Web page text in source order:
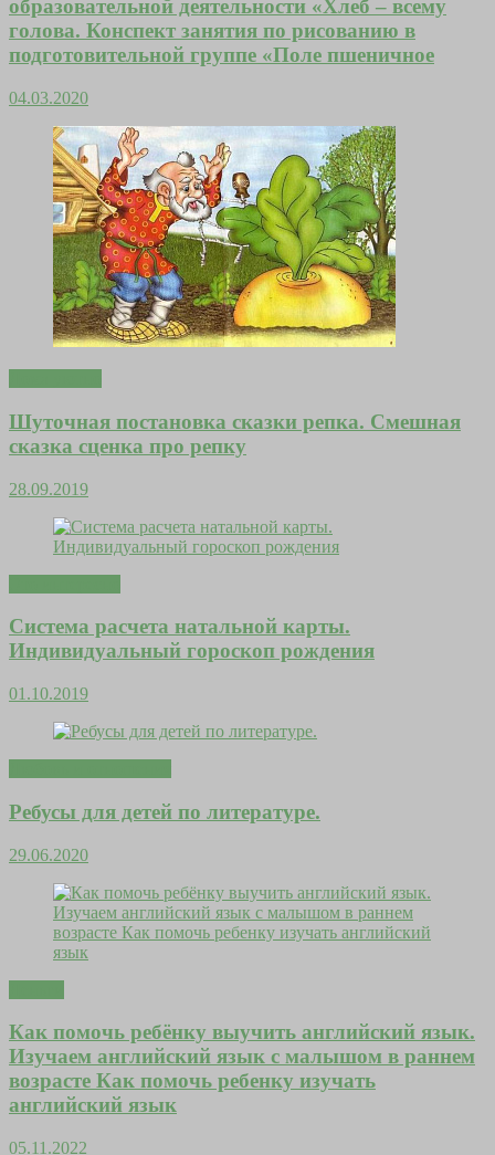
образовательной деятельности «Хлеб – всему
голова. Конспект занятия по рисованию в
подготовительной группе «Поле пшеничное
04.03.2020
Шуточная постановка сказки репка. Смешная
сказка сценка про репку
28.09.2019
Система расчета натальной карты.
Индивидуальный гороскоп рождения
01.10.2019
Ребусы для детей по литературе.
29.06.2020
Как помочь ребёнку выучить английский язык.
Изучаем английский язык с малышом в раннем
возрасте Как помочь ребенку изучать
английский язык
05.11.2022